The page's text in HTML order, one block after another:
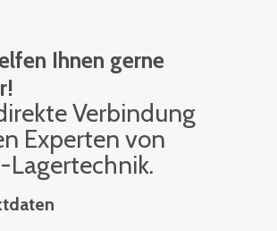
Ihnen gerne
Ver­bin­dung
Ex­per­ten von
La­ger­tech­nik.